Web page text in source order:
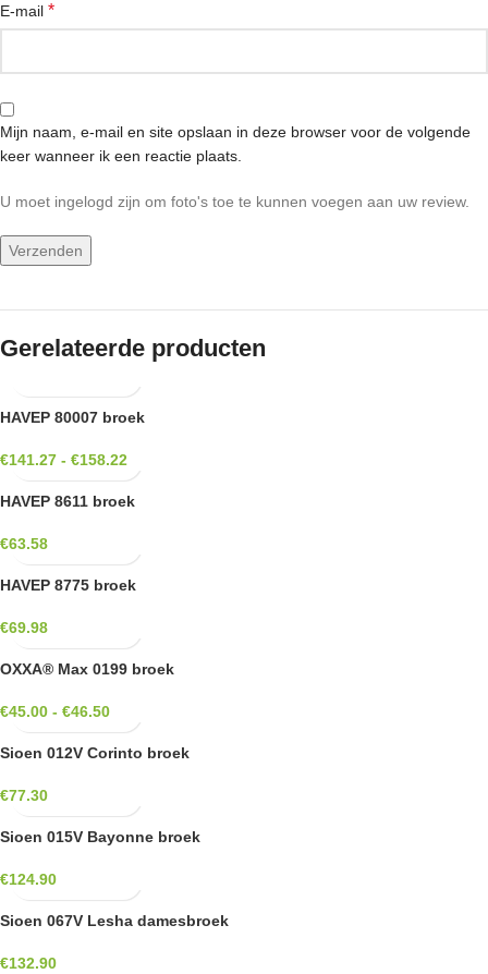
E-mail *
Mijn naam, e-mail en site opslaan in deze browser voor de volgende
keer wanneer ik een reactie plaats.
U moet ingelogd zijn om foto's toe te kunnen voegen aan uw review.
Gerelateerde producten
HAVEP 80007 broek
€141.27 - €158.22
HAVEP 8611 broek
€63.58
HAVEP 8775 broek
€69.98
OXXA® Max 0199 broek
€45.00 - €46.50
Sioen 012V Corinto broek
€77.30
Sioen 015V Bayonne broek
€124.90
Sioen 067V Lesha damesbroek
€132.90